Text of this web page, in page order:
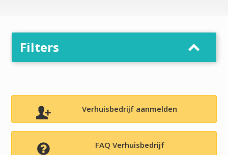
Filters
Verhuisbedrijf aanmelden
FAQ Verhuisbedrijf